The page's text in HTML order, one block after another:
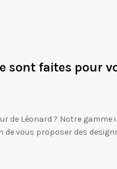
sont faites pour
Léonard ? Notre
vous proposer des